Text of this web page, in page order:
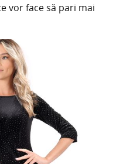
vor face să pari mai